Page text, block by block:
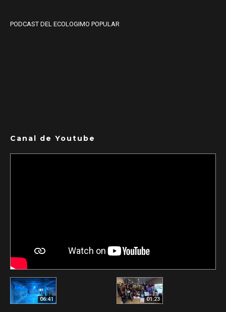
PODCAST DEL ECOLOGIMO POPULAR
Canal de Youtube
06:41 01:23